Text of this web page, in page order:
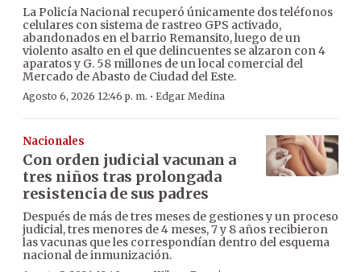
La Policía Nacional recuperó únicamente dos teléfonos
celulares con sistema de rastreo GPS activado,
abandonados en el barrio Remansito, luego de un
violento asalto en el que delincuentes se alzaron con 4
aparatos y G. 58 millones de un local comercial del
Mercado de Abasto de Ciudad del Este.
Agosto 6, 2026 12:46 p. m. · Edgar Medina
Nacionales
Con orden judicial vacunan a
tres niños tras prolongada
resistencia de sus padres
Después de más de tres meses de gestiones y un proceso
judicial, tres menores de 4 meses, 7 y 8 años recibieron
las vacunas que les correspondían dentro del esquema
nacional de inmunización.